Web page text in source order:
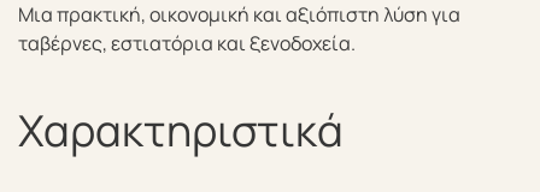
Μια πρακτική, οικονομική και αξιόπιστη λύση για
ταβέρνες, εστιατόρια και ξενοδοχεία.
Χαρακτηριστικά